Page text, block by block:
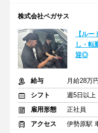
株式会社ペガサス
【ル
し・転
迎◎
給与
月給28万
シフト
週5日以上
雇用形態
正社員
アクセス
伊勢原駅